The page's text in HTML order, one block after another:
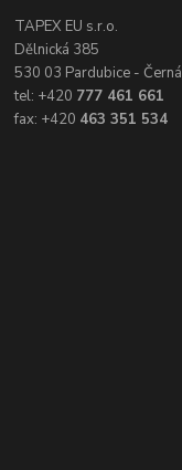
TAPEX EU s.r.o.
Dělnická 385
530 03 Pardubice -
tel: +420 777 461 661
fax: +420 463 351 534